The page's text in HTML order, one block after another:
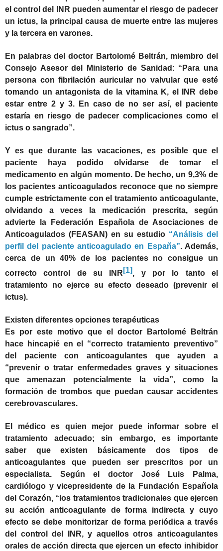
el control del INR pueden aumentar el riesgo de padecer
un ictus, la principal causa de muerte entre las mujeres
y la tercera en varones.
En palabras del doctor Bartolomé Beltrán, miembro del
Consejo Asesor del Ministerio de Sanidad: “Para una
persona con fibrilación auricular no valvular que esté
tomando un antagonista de la vitamina K, el INR debe
estar entre 2 y 3. En caso de no ser así, el paciente
estaría en riesgo de padecer complicaciones como el
ictus o sangrado”.
Y es que durante las vacaciones, es posible que el
paciente haya podido olvidarse de tomar el
medicamento en algún momento. De hecho, un 9,3% de
los pacientes anticoagulados reconoce que no siempre
cumple estrictamente con el tratamiento anticoagulante,
olvidando a veces la medicación prescrita, según
advierte la Federación Española de Asociaciones de
Anticoagulados (FEASAN) en su estudio “Análisis del
perfil del paciente anticoagulado en España”. Además,
cerca de un 40% de los pacientes no consigue un
correcto control de su INR [1], y por lo tanto el
tratamiento no ejerce su efecto deseado (prevenir el
ictus).
Existen diferentes opciones terapéuticas
Es por este motivo que el doctor Bartolomé Beltrán
hace hincapié en el “correcto tratamiento preventivo”
del paciente con anticoagulantes que ayuden a
“prevenir o tratar enfermedades graves y situaciones
que amenazan potencialmente la vida”, como la
formación de trombos que puedan causar accidentes
cerebrovasculares.
El médico es quien mejor puede informar sobre el
tratamiento adecuado; sin embargo, es importante
saber que existen básicamente dos tipos de
anticoagulantes que pueden ser prescritos por un
especialista.
Según el doctor
José Luis Palma,
cardiólogo y vicepresidente de la Fundación Española
del Corazón, “los tratamientos tradicionales que ejercen
su acción anticoagulante de forma indirecta y cuyo
efecto se debe monitorizar de forma periódica a través
del control del INR, y aquellos otros anticoagulantes
orales de acción directa que ejercen un efecto inhibidor